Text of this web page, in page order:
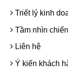
Triết lý kinh
Tầm nhìn
Liên hệ
Ý kiến khách